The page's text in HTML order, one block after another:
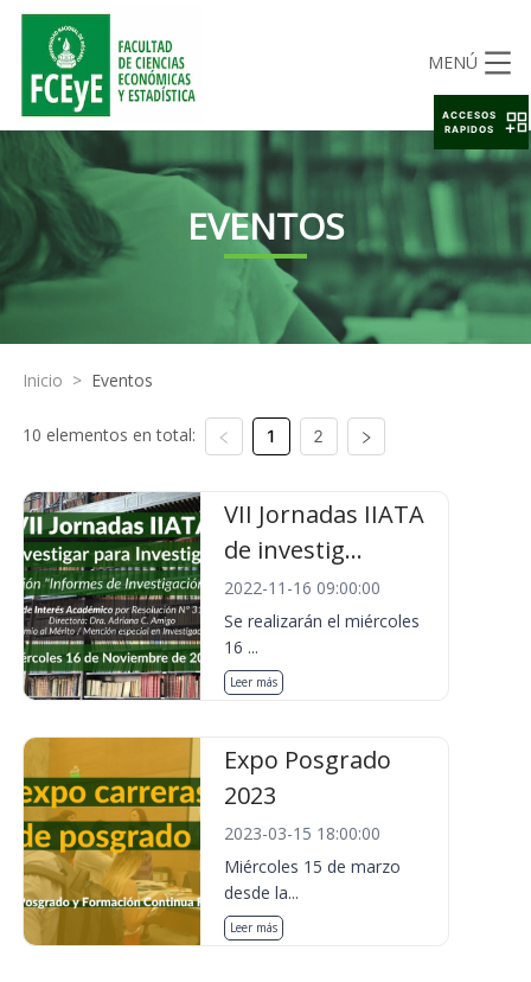
MENÚ
EVENTOS
Inicio > Eventos
10 elementos en total: 1 2
VII Jornadas IIATA
de investig...
2022-11-16 09:00:00
Se realizarán el miércoles
16 ...
Leer más
Expo Posgrado
2023
2023-03-15 18:00:00
Miércoles 15 de marzo
desde la...
Leer más
ACCESOS
RAPIDOS